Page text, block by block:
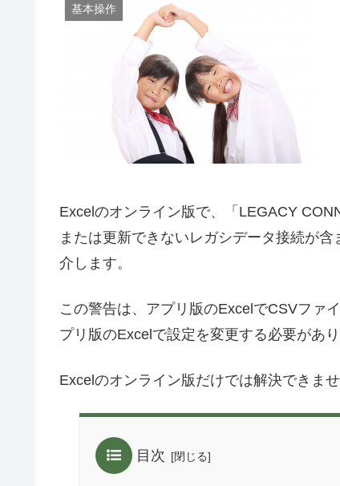
基本操作
Excelのオンライン版で、「LEGACY
または更新できないレガシデータ接続が
介します。
この警告は、アプリ版のExcelでCSVファ
プリ版のExcelで設定を変更する必要があり
Excelのオンライン版だけでは解決できませ
目次